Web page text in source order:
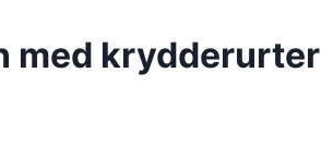
med krydderurter